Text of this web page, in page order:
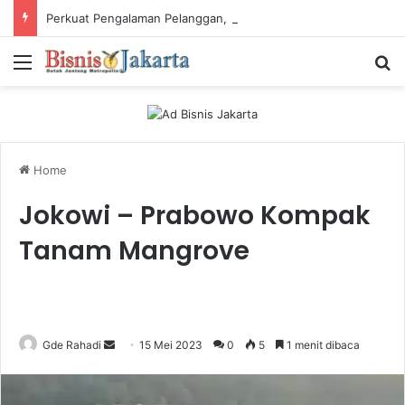
Menu
Home
Jokowi – Prabowo Kompak
Tanam Mangrove
Gde Rahadi 15 Mei 2023 0 5 1 menit dibaca